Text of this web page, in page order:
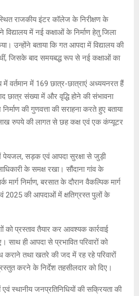
राजकीय इंटर कॉलेज के निरीक्षण के
विद्यालय में नई कक्षाओं के निर्माण हेतु जिला
उन्होंने बताया कि गत आपदा में विद्यालय की
थीं, जिसके बाद समयबद्ध रूप से नई कक्षाओं का
में वर्तमान में 169 छात्र-छात्राएं अध्ययनरत हैं
छात्र संख्या में और वृद्धि होने की संभावना
की गुणवत्ता की सराहना करते हुए बताया
रुपये की लागत से छह कक्ष एवं एक कंप्यूटर
में पेयजल, सड़क एवं आपदा सुरक्षा से जुड़ी
के समक्ष रखा। सौंदाना गांव के
मार्ग निर्माण, बरसात के दौरान वैकल्पिक मार्ग
2025 की आपदाओं में क्षतिग्रस्त पुलों के
को प्रस्ताव तैयार कर आवश्यक कार्रवाई
साथ ही आपदा से प्रभावित परिवारों को
कराने तथा खतरे की जद में रह रहे परिवारों
करने के निर्देश तहसीलदार को दिए।
एवं स्थानीय जनप्रतिनिधियों की सक्रियता की